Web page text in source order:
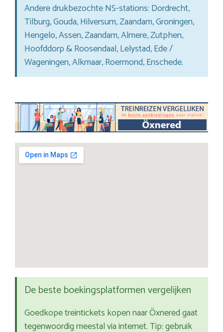
Andere drukbezochte NS-stations: Dordrecht,
Tilburg, Gouda, Hilversum, Zaandam, Groningen,
Hengelo, Assen, Zaandam, Almere, Zutphen,
Hoofddorp & Roosendaal, Lelystad, Ede /
Wageningen, Alkmaar, Roermond, Enschede.
De beste boekingsplatformen vergelijken
Goedkope treintickets kopen naar Öxnered gaat
tegenwoordig meestal via internet. Tip: gebruik